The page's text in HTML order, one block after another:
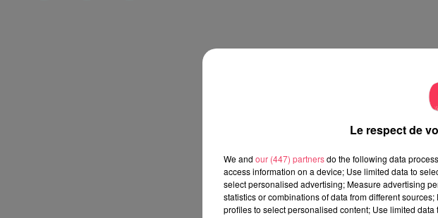
Le respect de
We and our (447) partnersdo the following data
access information on a device; Use limited data to
select personalised advertising; Measure advertising
statistics or combinations of data from different
profiles to select personalised content; Use limited